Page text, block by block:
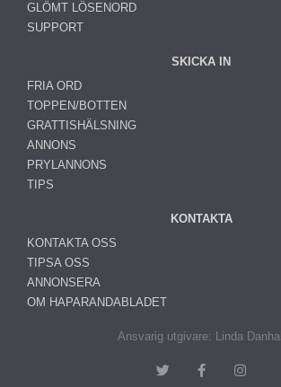
GLÖMT LÖSENORD
SUPPORT
SKICKA IN
FRIA ORD
TOPPEN/BOTTEN
GRATTISHÄLSNING
ANNONS
PRYLANNONS
TIPS
KONTAKTA
KONTAKTA OSS
TIPSA OSS
ANNONSERA
OM HAPARANDABLADET
Ansvarig utgivare: Linda Danhall